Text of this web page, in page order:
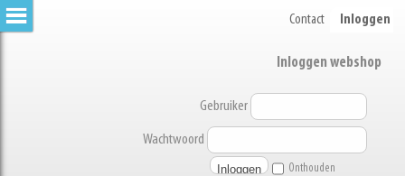
Contact Inloggen
Inloggen webshop
Gebruiker
Wachtwoord
Onthouden